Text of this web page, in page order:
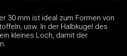
30 mm ist ideal zum Formen von
usw. In der Halbkugel des
kleines Loch, damit der